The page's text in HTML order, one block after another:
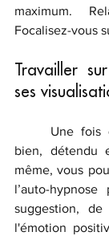
maximum.
Focalisez-vous
Travailler
ses
bien, détendu
même, vous
l’auto-
suggestion,
l'émotion